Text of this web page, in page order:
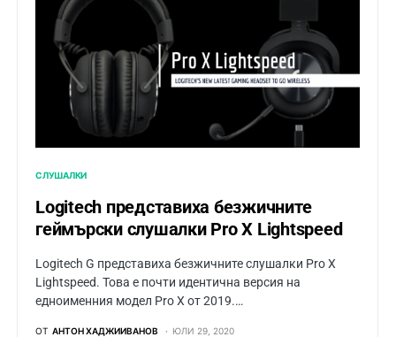
СЛУШАЛКИ
Logitech представиха безжичните
геймърски слушалки Pro X Lightspeed
Logitech G представиха безжичните слушалки Pro X
Lightspeed. Това е почти идентична версия на
едноименния модел Pro X от 2019.…
ОТ АНТОН ХАДЖИИВАНОВ ЮЛИ 29, 2020